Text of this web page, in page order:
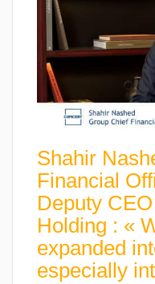
Shahir
Financial
Deputy
Holding : «
expanded
especially